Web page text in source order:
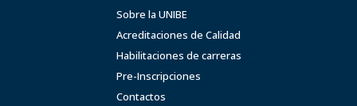
Sobre la UNIBE
Acreditaciones de Calidad
Habilitaciones de carreras
Pre-Inscripciones
Contactos